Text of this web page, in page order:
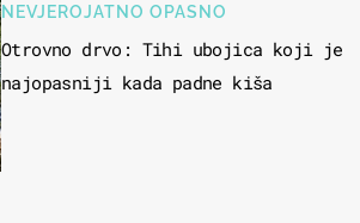
NEVJEROJATNO OPASNO
Otrovno drvo: Tihi ubojica koji je
najopasniji kada padne kiša